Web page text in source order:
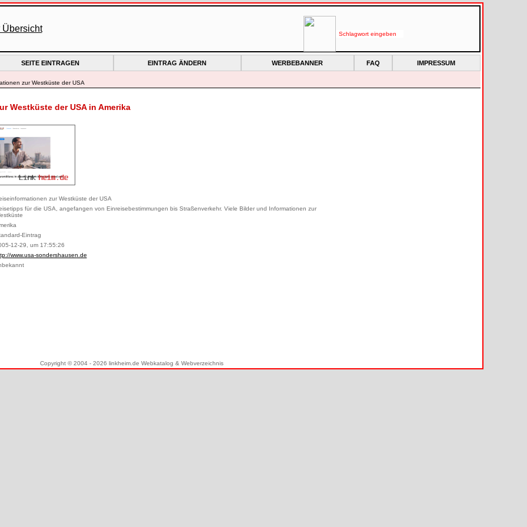
SEITE EINTRAGEN EINTRAG ÄNDERN WERBEBANNER FAQ IMPRESSUM
zur Westküste der USA
Westküste der USA in Amerika
zur Westküste der USA
für die USA, angefangen von Einreisebestimmungen bis Straßenverkehr. Viele Bilder und Informationen zur
Eintrag
12-29, um 17:55:26
www.usa-sondershausen.de
Copyright © 2004 - 2026 linkheim.de Webkatalog & Webverzeichnis